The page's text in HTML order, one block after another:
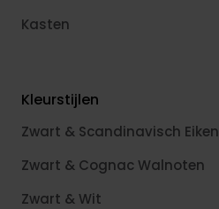
Kasten
Kleurstijlen
Zwart & Scandinavisch Eiken
Zwart & Cognac Walnoten
Zwart & Wit